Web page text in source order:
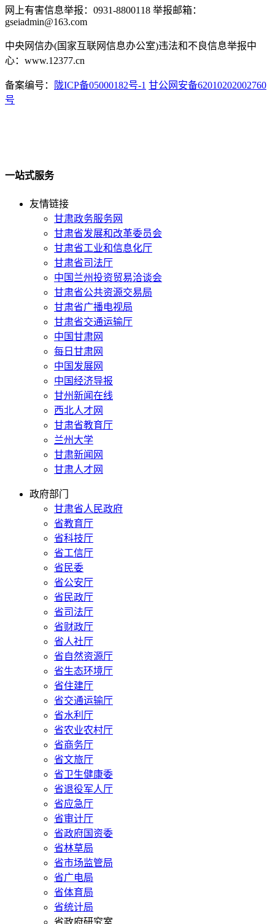
网上有害信息举报：0931-8800118 举报邮箱：
gseiadmin@163.com
中央网信办(国家互联网信息办公室)违法和不良信息举报中
心：www.12377.cn
备案编号： 陇ICP备05000182号-1 甘公网安备62010202002760
号
一站式服务
友情链接
甘肃政务服务网
甘肃省发展和改革委员会
甘肃省工业和信息化厅
甘肃省司法厅
中国兰州投资贸易洽谈会
甘肃省公共资源交易局
甘肃省广播电视局
甘肃省交通运输厅
中国甘肃网
每日甘肃网
中国发展网
中国经济导报
甘州新闻在线
西北人才网
甘肃省教育厅
兰州大学
甘肃新闻网
甘肃人才网
政府部门
甘肃省人民政府
省教育厅
省科技厅
省工信厅
省民委
省公安厅
省民政厅
省司法厅
省财政厅
省人社厅
省自然资源厅
省生态环境厅
省住建厅
省交通运输厅
省水利厅
省农业农村厅
省商务厅
省文旅厅
省卫生健康委
省退役军人厅
省应急厅
省审计厅
省政府国资委
省林草局
省市场监管局
省广电局
省体育局
省统计局
省政府研究室